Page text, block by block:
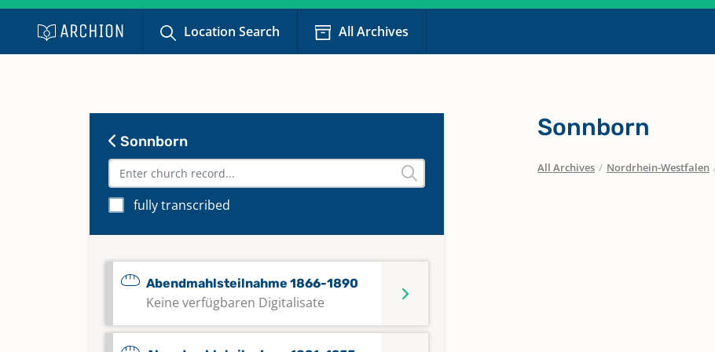
Location Search All Archives
Sonnborn
fully transcribed
Abendmahlsteilnahme 1866-1890
Keine verfügbaren Digitalisate
Sonnborn
All Archives / Nordrhein-Westfalen